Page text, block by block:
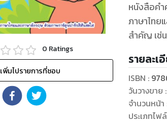
0 Ratings
เพิ่มไปรายการที่ชอบ
หนังสือค
ภาษาไทย
สำคัญ เช่
รายละเ
ISBN :
วันวางขาย :
จำนวนหน้า
ประเภทไฟล์